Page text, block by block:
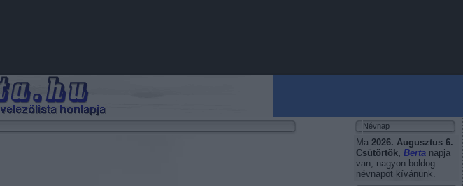
Névnap
Ma 2026. Augusztus 6.
Csütörtök, Berta napja
van, nagyon boldog
névnapot kívánunk.